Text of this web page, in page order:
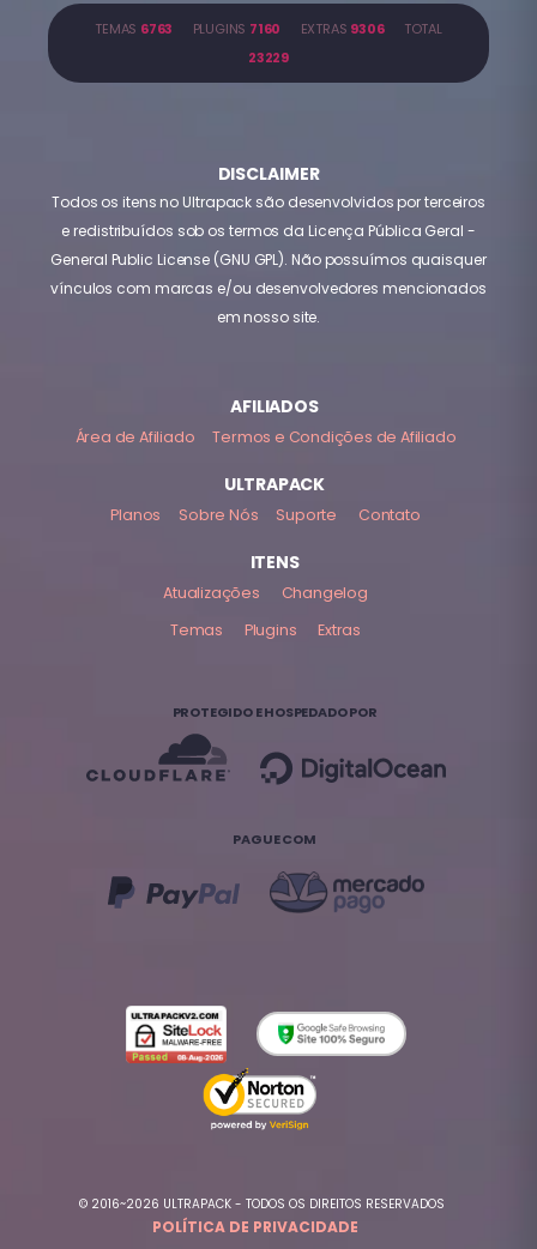
TEMAS 6763 PLUGINS 7160 EXTRAS 9306TOTAL
23229
DISCLAIMER
Todos os itens no Ultrapack são desenvolvidos por terceiros
e redistribuídos sob os termos da Licença Pública Geral -
General Public License (GNU GPL). Não possuímos quaisquer
vínculos com marcas e/ou desenvolvedores mencionados
em nosso site.
AFILIADOS
Área de Afiliado Termos e Condições de Afiliado
ULTRAPACK
Planos Sobre Nós Suporte Contato
ITENS
Atualizações
Changelog
Temas
Plugins Extras
PROTEGIDO E HOSPEDADO POR
PAGUE COM
© 2016~2026 ULTRAPACK - TODOS OS DIREITOS RESERVADOS
POLÍTICA DE PRIVACIDADE